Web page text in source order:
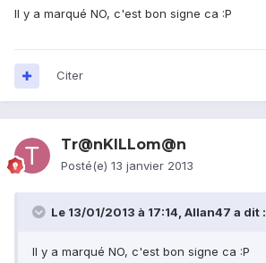
Il y a marqué NO, c'est bon signe ca :P
Citer
Tr@nKILLom@n
Posté(e) 13 janvier 2013
Le 13/01/2013 à 17:14, Allan47 a dit :
Il y a marqué NO, c'est bon signe ca :P